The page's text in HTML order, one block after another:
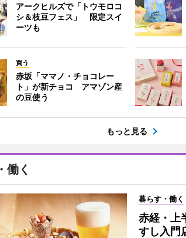
アークヒルズで「トウモロコ
シ＆枝豆フェス」 限定スイ
ーツも
買う
赤坂「ママノ・チョコレー
ト」が新チョコ アマゾン産
の豆使う
もっと見る
働く
暮らす・働く
赤経・上
すし入門